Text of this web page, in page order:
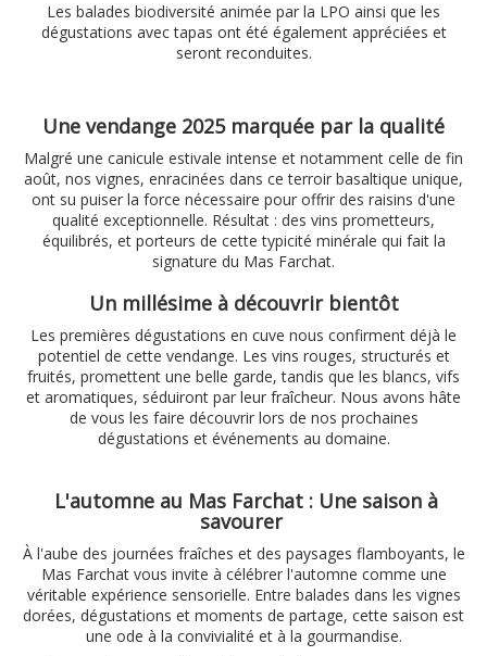
Les balades biodiversité animée par la LPO ainsi que les
dégustations avec tapas ont été également appréciées et
seront reconduites.
Une vendange 2025 marquée par la qualité
Malgré une canicule estivale intense et notamment celle de fin
août, nos vignes, enracinées dans ce terroir basaltique unique,
ont su puiser la force nécessaire pour offrir des raisins d'une
qualité exceptionnelle. Résultat : des vins prometteurs,
équilibrés, et porteurs de cette typicité minérale qui fait la
signature du Mas Farchat.
Un millésime à découvrir bientôt
Les premières dégustations en cuve nous confirment déjà le
potentiel de cette vendange. Les vins rouges, structurés et
fruités, promettent une belle garde, tandis que les blancs, vifs
et aromatiques, séduiront par leur fraîcheur. Nous avons hâte
de vous les faire découvrir lors de nos prochaines
dégustations et événements au domaine.
L'automne au Mas Farchat : Une saison à
savourer
À l'aube des journées fraîches et des paysages flamboyants, le
Mas Farchat vous invite à célébrer l'automne comme une
véritable expérience sensorielle. Entre balades dans les vignes
dorées, dégustations et moments de partage, cette saison est
une ode à la convivialité et à la gourmandise.